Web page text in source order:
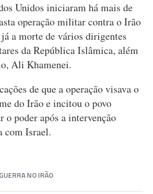
Unidos iniciaram há mais de
operação militar contra o Irão
a morte de vários dirigentes
da República Islâmica, além
Ali Khamenei.
de que a operação visava o
do Irão e incitou o povo
o poder após a intervenção
com Israel.
GUERRA NO IRÃO